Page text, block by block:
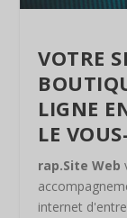
VOTRE
LIGNE
LE
rap.Site Web
internet